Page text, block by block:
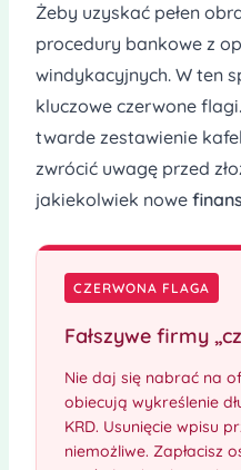
Żeby uzyskać pełen
procedury bankowe z
windykacyjnych. W ten
kluczowe czerwone
twarde zestawienie
zwrócić uwagę przed
jakiekolwiek nowe
CZERWONA FLAGA
Fałszywe firmy
Nie daj się nabrać na
obiecują wykreślenie
KRD. Usunięcie wpisu
niemożliwe. Zapłacisz